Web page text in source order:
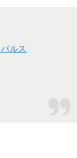
ルス